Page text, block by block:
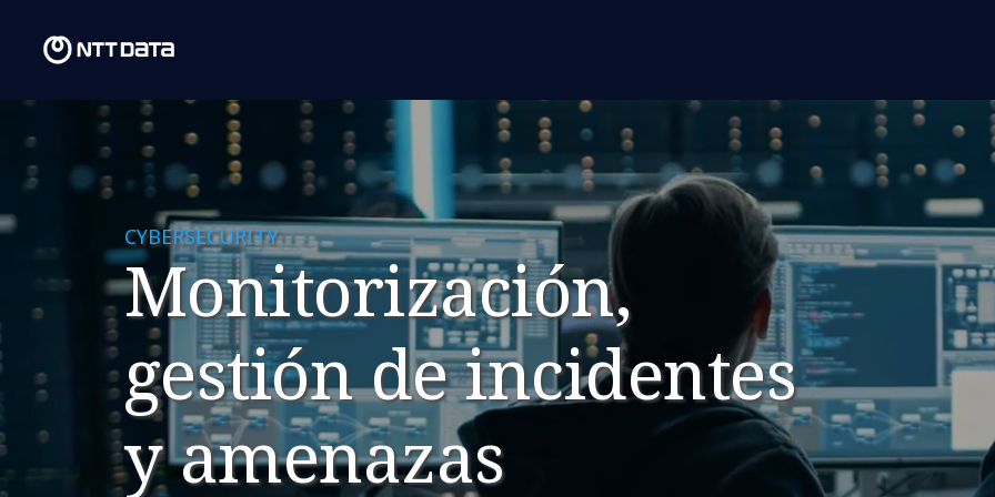
CYBERSECURITY
Monitorización,
gestión de incidentes
y amenazas